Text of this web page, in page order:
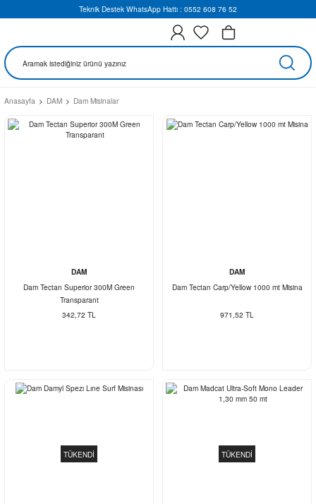
Teknik Destek WhatsApp Hattı : 0552 608 76 52
Anasayfa DAM Dam Misinalar
DAM
Dam Tectan Superior 300M Green
Transparant
342,72 TL
DAM
Dam Tectan Carp/Yellow 1000 mt Misina
971,52 TL
TÜKENDİ TÜKENDİ